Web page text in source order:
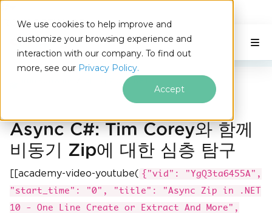
We use cookies to help improve and
customize your browsing experience and
interaction with our company. To find out
more, see our Privacy Policy.
Accept
IRONSOFTWARE
푸터 콘텐츠로 바로가기
C# Application
이 페이지에서
비동기 Zip in .NET 10
Async C#: Tim Corey와 함께
비동기 Zip에 대한 심층 탐구
[[academy-video-youtube( {"vid": "YgQ3ta6455A",
"start_time": "0", "title": "Async Zip in .NET
10 - One Line Create or Extract And More",